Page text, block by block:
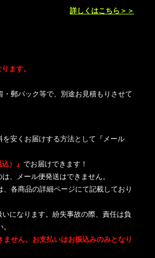
詳しくはこちら＞＞
ます。
・郵パック等で、別途お見積もりさせて
安くお届けする方法として『メール
）』 でお届けできます！
、メール便発送はできません。
、各商品の詳細ページにて記載しており
になります。紛失事故の際、責任は負
せん。お支払いはお振込みのみとなり